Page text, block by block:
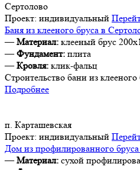
Сертолово
Проект: индивидуальный
Баня из клееного бруса в
—Материал: клееный брус
—Фундамент: плита
—Кровля: клик-фальц
Строительство бани из клееного
Подробнее
п. Карташевская
Проект: индивидуальный
Дом из профилированного
—Материал: сухой